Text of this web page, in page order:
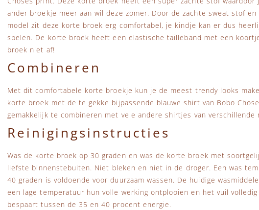
ander broekje meer aan wil deze zomer. Door de zachte sweat stof
model zit deze korte broek erg comfortabel, je kindje kan er dus
spelen. De korte broek heeft een elastische tailleband met een
broek niet af!
Combineren
Met dit comfortabele korte broekje kun je de meest trendy looks
korte broek met de te gekke bijpassende blauwe shirt van Bobo
gemakkelijk te combineren met vele andere shirtjes van verschillende
Reinigingsinstructies
Was de korte broek op 30 graden en was de korte broek met
liefste binnenstebuiten. Niet bleken en niet in de droger. Een was
40 graden is voldoende voor duurzaam wassen. De huidige
een lage temperatuur hun volle werking ontplooien en het vuil
bespaart tussen de 35 en 40 procent energie.